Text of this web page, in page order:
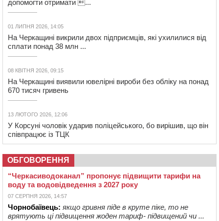
допомогти отримати ...
01 ЛИПНЯ 2026, 14:05
На Черкащині викрили двох підприємців, які ухилилися від
сплати понад 38 млн ...
08 КВІТНЯ 2026, 09:15
На Черкащині виявили ювелірні вироби без обліку на понад
670 тисяч гривень
13 ЛЮТОГО 2026, 12:06
У Корсуні чоловік ударив поліцейського, бо вирішив, що він
співпрацює із ТЦК
ОБГОВОРЕННЯ
“Черкасиводоканал” пропонує підвищити тарифи на
воду та водовідведення з 2027 року
07 СЕРПНЯ 2026, 14:57
Чорнобаївець: якщо гривня піде в круте піке, то не
врятують ці підвищення жоден тариф- підвищений чи ...